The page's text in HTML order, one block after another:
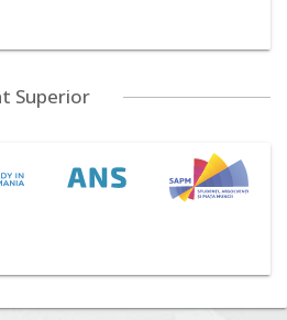
Superior